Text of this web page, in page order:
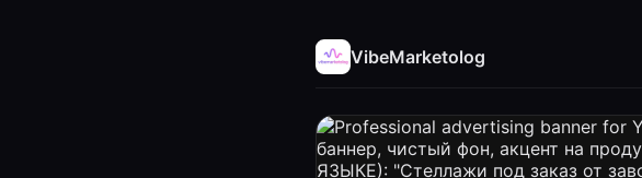
VibeMarketolog